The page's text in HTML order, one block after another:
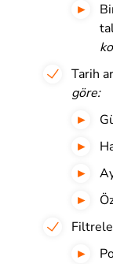
Tarih
göre: